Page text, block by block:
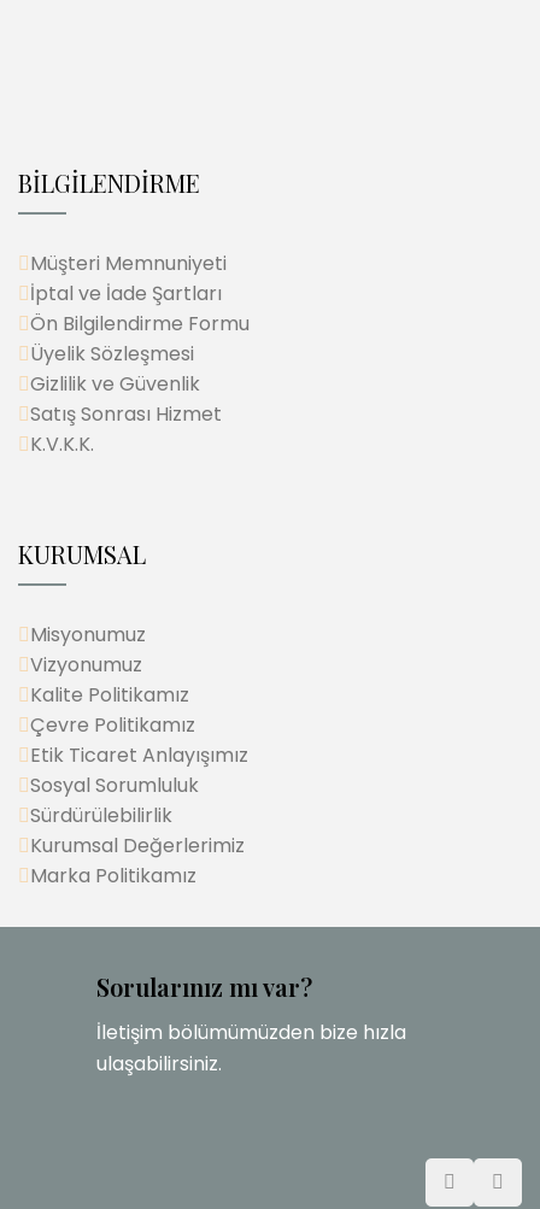
BİLGİLENDİRME
Müşteri Memnuniyeti
İptal ve İade Şartları
Ön Bilgilendirme Formu
Üyelik Sözleşmesi
Gizlilik ve Güvenlik
Satış Sonrası Hizmet
K.V.K.K.
KURUMSAL
Misyonumuz
Vizyonumuz
Kalite Politikamız
Çevre Politikamız
Etik Ticaret Anlayışımız
Sosyal Sorumluluk
Sürdürülebilirlik
Kurumsal Değerlerimiz
Marka Politikamız
Sorularınız mı var?
İletişim bölümümüzden bize hızla
ulaşabilirsiniz.